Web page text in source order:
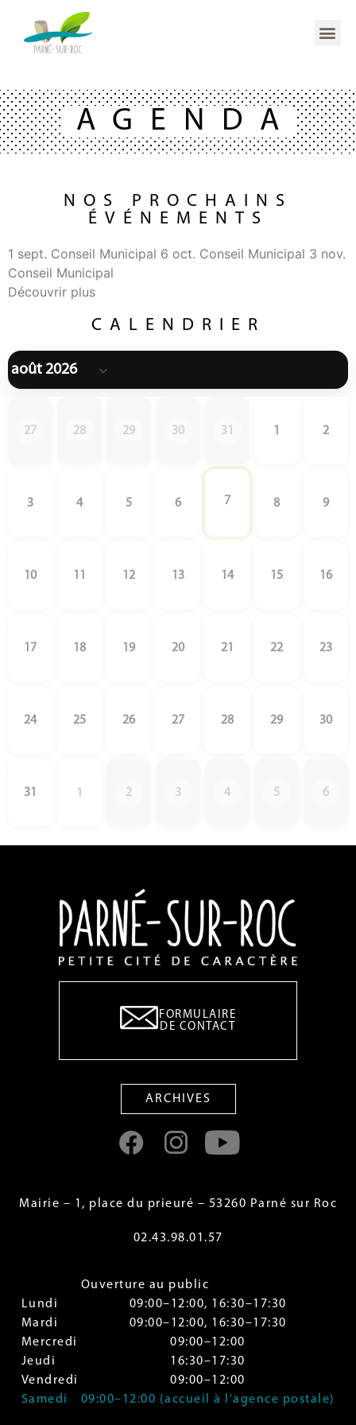
AGENDA
NOS PROCHAINS
ÉVÉNEMENTS
1 sept. Conseil Municipal 6 oct. Conseil Municipal 3 nov.
Conseil Municipal
Découvrir plus
CALENDRIER
27 28 29 30 31 1 2
3 4 5 6 7 8 9
10 11 12 13 14 15 16
17 18 19 20 21 22 23
24 25 26 27 28 29 30
31 1 2 3 4 5 6
FORMULAIRE
DE CONTACT
ARCHIVES
Mairie – 1, place du prieuré – 53260 Parné sur Roc
02.43.98.01.57
Ouverture au public
Lundi
09:00–12:00, 16:30–17:30
Mardi
09:00–12:00, 16:30–17:30
Mercredi
09:00–12:00
Jeudi
16:30–17:30
Vendredi
09:00–12:00
Samedi
09:00–12:00 (accueil à l'agence postale)